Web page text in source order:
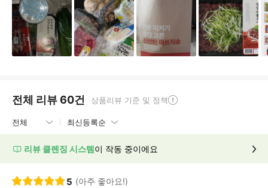
전체 리뷰60건 상품리뷰 기준 및 정책
리뷰 클렌징 시스템이 작동 중이에요
5 (아주 좋아요!)